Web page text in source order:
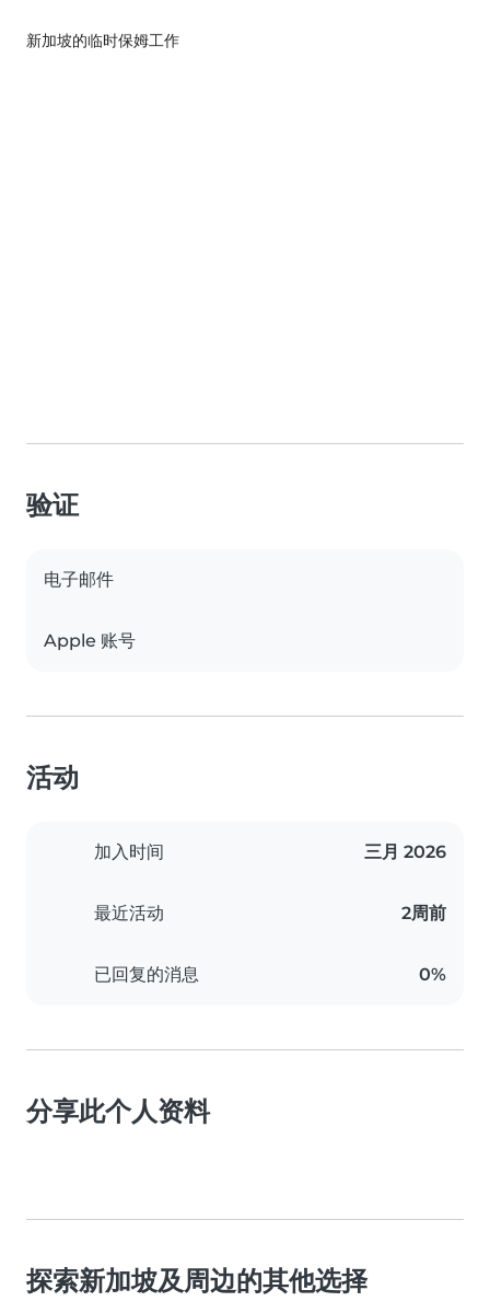
新加坡的临时保姆工作
验证
电子邮件
Apple 账号
活动
加入时间 三月 2026
最近活动 2周前
已回复的消息 0%
分享此个人资料
探索新加坡及周边的其他选择